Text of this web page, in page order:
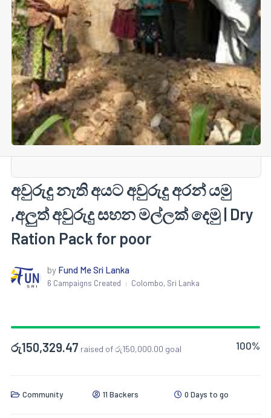
අවුරුදු නැති අයට අවුරුදු අරන් යමු
,අලුත් අවුරුදු සහන මල්ලක් දෙමු | Dry
Ration Pack for poor
by Fund Me Sri Lanka
6 Campaigns Created | Colombo, Sri Lanka
100%
රු150,329.47 raised ofරු150,000.00 goal
Community 11 Backers 0 Days to go